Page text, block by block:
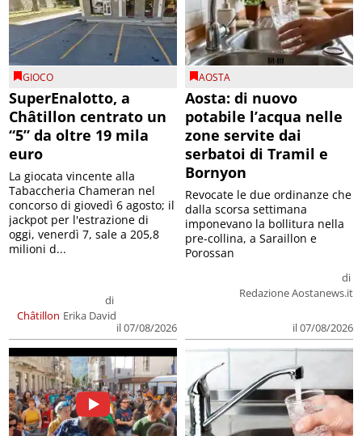
GIOCO
SuperEnalotto, a
Châtillon centrato un
“5” da oltre 19 mila
euro
Châtillon
di
Erika David
il 07/08/2026
La giocata vincente alla
Tabaccheria Chameran nel
concorso di giovedì 6 agosto; il
jackpot per l'estrazione di
oggi, venerdì 7, sale a 205,8
milioni d...
AOSTA
Aosta: di nuovo
potabile l’acqua nelle
zone servite dai
serbatoi di Tramil e
Bornyon
di
Redazione Aostanews.it
il 07/08/2026
Revocate le due ordinanze che
dalla scorsa settimana
imponevano la bollitura nella
pre-collina, a Saraillon e
Porossan